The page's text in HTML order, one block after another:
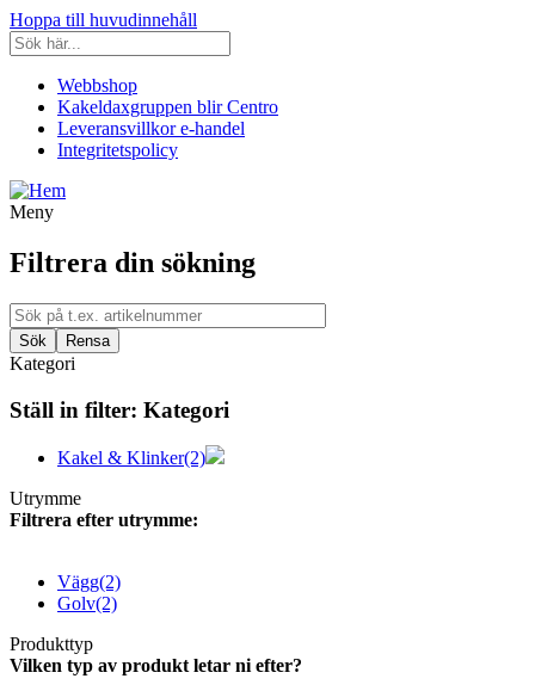
Hoppa till huvudinnehåll
Webbshop
Kakeldaxgruppen blir Centro
Leveransvillkor e-handel
Integritetspolicy
Meny
Filtrera din sökning
Kategori
Ställ in filter: Kategori
Kakel & Klinker(2)
Utrymme
Filtrera efter utrymme:
Vägg(2)
Golv(2)
Produkttyp
Vilken typ av produkt letar ni efter?